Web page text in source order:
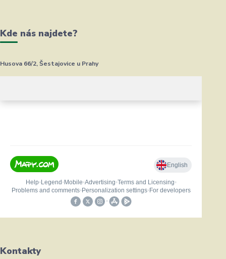
Kde nás najdete?
Husova 66/2, Šestajovice u Prahy
Kontakty